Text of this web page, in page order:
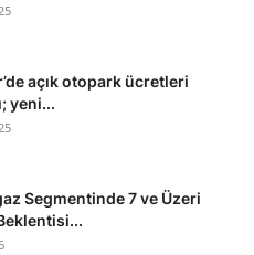
açık otopark ücretleri
yeni...
Segmentinde 7 ve Üzeri